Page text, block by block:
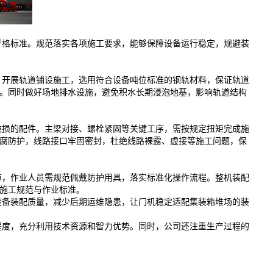
标准。规范落实各项施工要求，能够保障设备运行稳定，规避装
轨道铺设施工，选用符合设备吨位标准的钢轨材料，保证轨道
同时做好场地排水设施，避免积水长期浸泡地基，影响轨道结构
配件。主梁对接、螺栓紧固等关键工序，需按规定扭矩完成施
防护，线路接口牢固密封，杜绝线路裸露、虚接等施工问题，保
业人员需规范佩戴防护用具，落实标准化操作流程。整机装配
工规范与作业标准。
配质量，减少后期运维隐患，让门机稳定适配集装箱堆场的装
，充分利用技术资源和智力优势。同时，公司还注重生产过程的